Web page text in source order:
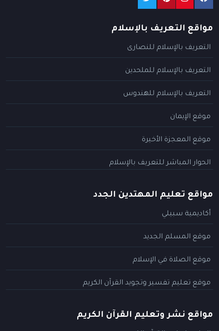
مواقع التعريف بالإسلام
التعريف بالإسلام للنصارى
التعريف بالإسلام للملحدين
التعريف بالإسلام للهندوس
موقع الإيمان
موقع المعجزة الأخيرة
الحوار المباشر للتعريف بالإسلام
مواقع تعليم المهتدين الجدد
أكاديمية سبيلي
موقع المسلم الجديد
موقع الصلاة في الإسلام
موقع تعليم تفسير وتجويد القرآن الكريم
مواقع نشر وتعليم القرآن الكريم